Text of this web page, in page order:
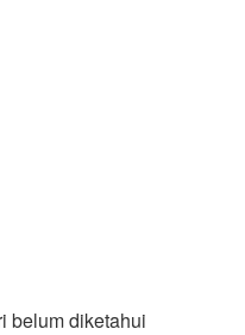
belum diketahui